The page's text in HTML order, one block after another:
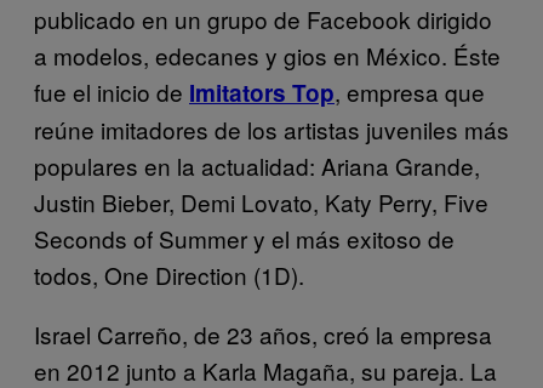
publicado en un grupo de Facebook dirigido
a modelos, edecanes y gios en México. Éste
fue el inicio de Imitators Top, empresa que
reúne imitadores de los artistas juveniles más
populares en la actualidad: Ariana Grande,
Justin Bieber, Demi Lovato, Katy Perry, Five
Seconds of Summer y el más exitoso de
todos, One Direction (1D).
Israel Carreño, de 23 años, creó la empresa
en 2012 junto a Karla Magaña, su pareja. La